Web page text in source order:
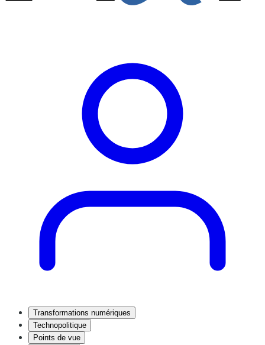
Transformations numériques
Technopolitique
Points de vue